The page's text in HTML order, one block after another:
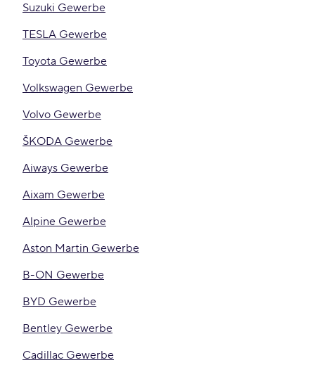
Suzuki Gewerbe
TESLA Gewerbe
Toyota Gewerbe
Volkswagen Gewerbe
Volvo Gewerbe
ŠKODA Gewerbe
Aiways Gewerbe
Aixam Gewerbe
Alpine Gewerbe
Aston Martin Gewerbe
B-ON Gewerbe
BYD Gewerbe
Bentley Gewerbe
Cadillac Gewerbe